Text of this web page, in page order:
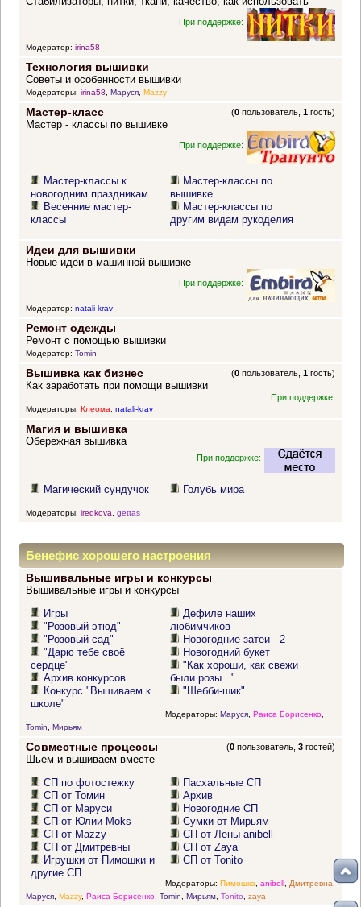
При поддержке:
Модератор: irina58
Технология вышивки
Советы и особенности вышивки
Модераторы: irina58, Маруся, Mazzy
Мастер-класс (0 пользователь,1 гость)
Мастер - классы по вышивке
При поддержке:
Мастер-классы к
новогодним праздникам
Весенние мастер-
классы
Мастер-классы по
вышивке
Мастер-классы по
другим видам рукоделия
Идеи для вышивки
Новые идеи в машинной вышивке
При поддержке:
Модератор: natali-krav
Ремонт одежды
Ремонт с помощью вышивки
Модератор: Tomin
Вышивка как бизнес (0 пользователь,1 гость)
Как заработать при помощи вышивки
При поддержке:
Модераторы: Клеома, natali-krav
Магия и вышивка
Обережная вышивка
При поддержке:
Магический сундучок Голубь мира
Модераторы: iredkova gettas
Бенефис хорошего настроения
Вышивальные игры и конкурсы
Вышивальные игры и конкурсы
Игры
"Розовый этюд"
"Розовый сад"
"Дарю тебе своё
сердце"
Архив конкурсов
Конкурс "Вышиваем к
школе"
Дефиле наших
любимчиков
Новогодние затеи - 2
Новогодний букет
"Как хороши, как свежи
были розы..."
"Шебби-шик"
Модераторы: Маруся, Раиса Борисенко,
Tomin
Мирьям
Совместные процессы (0 пользователь,3 гостей)
Шьем и вышиваем вместе
СП по фотостежку
СП от Томин
СП от Маруси
СП от Юлии-Moks
СП от Mazzy
СП от Дмитревны
Игрушки от Пимошки и
другие СП
Пасхальные СП
Архив
Новогодние СП
Сумки от Мирьям
СП от Лены-anibell
СП от Zaya
СП от Tonito
Модераторы: Пимошка anibell, Дмитревна,
Маруся, Mazzy, Раиса Борисенко, Tomin Мирьям, Tonito zaya